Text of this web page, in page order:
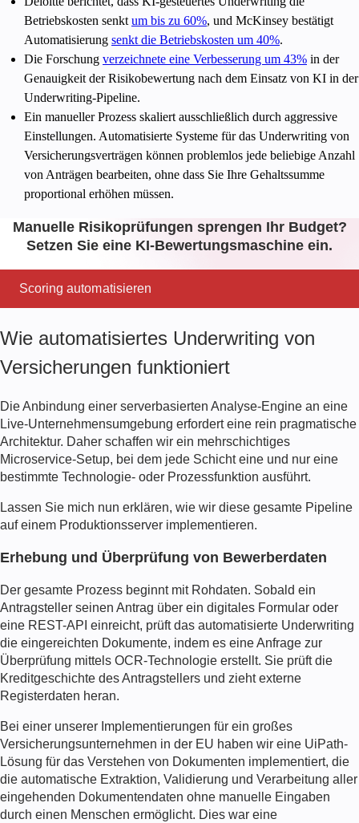
Betriebskosten senkt um bis zu 60%, und McKinsey bestätigt
Automatisierung senkt die Betriebskosten um 40%.
Die Forschung verzeichnete eine Verbesserung um 43% in der
Genauigkeit der Risikobewertung nach dem Einsatz von KI in der
Underwriting-Pipeline.
Ein manueller Prozess skaliert ausschließlich durch aggressive
Einstellungen. Automatisierte Systeme für das Underwriting von
Versicherungsverträgen können problemlos jede beliebige Anzahl
von Anträgen bearbeiten, ohne dass Sie Ihre Gehaltssumme
proportional erhöhen müssen.
Manuelle Risikoprüfungen sprengen Ihr Budget?
Setzen Sie eine KI-Bewertungsmaschine ein.
Scoring automatisieren
Wie automatisiertes Underwriting von
Versicherungen funktioniert
Die Anbindung einer serverbasierten Analyse-Engine an eine
Live-Unternehmensumgebung erfordert eine rein pragmatische
Architektur. Daher schaffen wir ein mehrschichtiges
Microservice-Setup, bei dem jede Schicht eine und nur eine
bestimmte Technologie- oder Prozessfunktion ausführt.
Lassen Sie mich nun erklären, wie wir diese gesamte Pipeline
auf einem Produktionsserver implementieren.
Erhebung und Überprüfung von Bewerberdaten
Der gesamte Prozess beginnt mit Rohdaten. Sobald ein
Antragsteller seinen Antrag über ein digitales Formular oder
eine REST-API einreicht, prüft das automatisierte Underwriting
die eingereichten Dokumente, indem es eine Anfrage zur
Überprüfung mittels OCR-Technologie erstellt. Sie prüft die
Kreditgeschichte des Antragstellers und zieht externe
Registerdaten heran.
Bei einer unserer Implementierungen für ein großes
Versicherungsunternehmen in der EU haben wir eine UiPath-
Lösung für das Verstehen von Dokumenten implementiert, die
die automatische Extraktion, Validierung und Verarbeitung aller
eingehenden Dokumentendaten ohne manuelle Eingaben
durch einen Menschen ermöglicht. Dies war eine